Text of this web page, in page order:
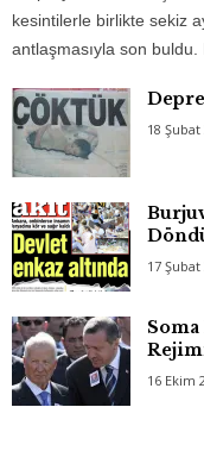
kesintilerle birlikte sekiz
antlaşmasıyla son buldu.
18 Şubat
17 Şubat
16 Ekim